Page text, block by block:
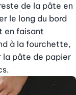
de la pâte en
le long du bord
en faisant
à la fourchette,
la pâte de papier